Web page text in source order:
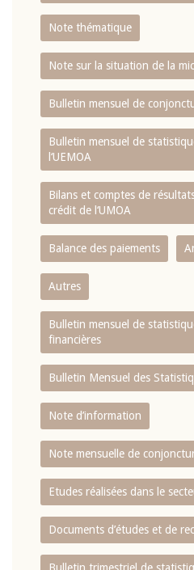
Note thématique
Note sur la situation de la
Bulletin mensuel de
Bulletin mensuel de
l‘UEMOA
Bilans et comptes de
crédit de l‘UMOA
Balance des paiements
Autres
Bulletin mensuel de
financières
Bulletin Mensuel des
Note d’information
Note mensuelle de
Etudes réalisées dans le
Documents d’études et de